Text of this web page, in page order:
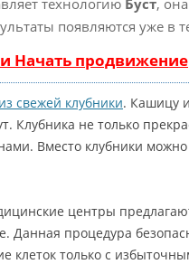
технологию Буст,
появляются уже в
Начать продвижение
свежей клубники. Кашицу
Клубника не только
Вместо клубники
центры
Данная процедура
клеток только с